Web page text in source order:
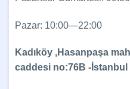
Pazar: 10:00—22:00
Kadıköy ,Hasanpaşa
caddesi no:76B -İstanbul